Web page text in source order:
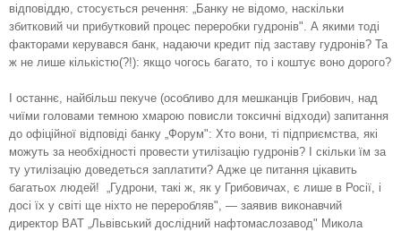
відповіддю, стосується речення: „Банку не відомо, наскільки
збитковий чи прибутковий процес переробки гудронів". А якими тоді
факторами керувався банк, надаючи кредит під заставу гудронів? Та
ж не лише кількістю(?!): якщо чогось багато, то і коштує воно дорого?
І останнє, найбільш пекуче (особливо для мешканців Грибович, над
чиїми головами темною хмарою повисли токсичні відходи) запитання
до офіційної відповіді банку „Форум": Хто вони, ті підприємства, які
можуть за необхідності провести утилізацію гудронів? І скільки їм за
ту утилізацію доведеться заплатити? Адже це питання цікавить
багатьох людей!
„Гудрони, такі ж, як у Грибовичах, є лише в Росії, і
досі їх у світі ще ніхто не переробляв", — заявив виконавчий
директор ВАТ „Львівський дослідний нафтомаслозавод" Микола